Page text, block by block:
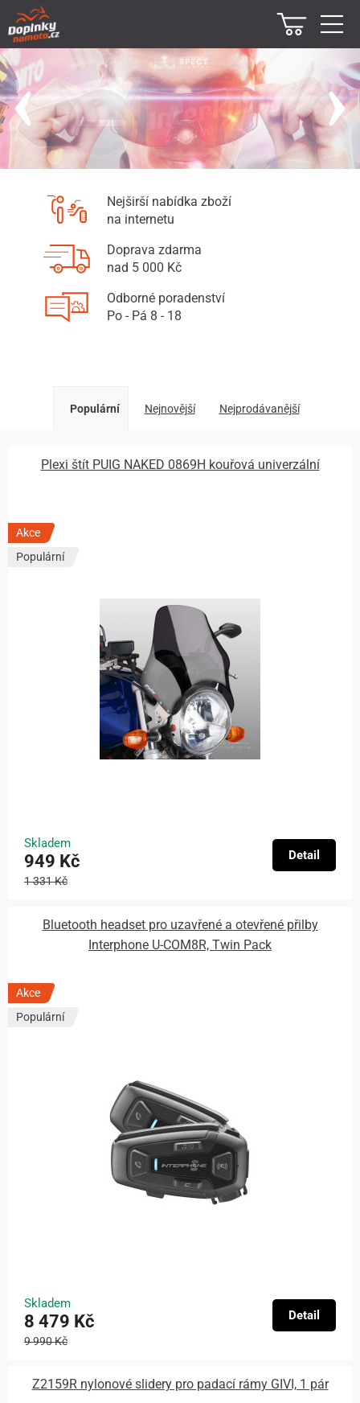
Nejširší nabídka zboží
na internetu
Doprava zdarma
nad 5 000 Kč
Odborné poradenství
Po - Pá 8 - 18
Populární Nejnovější Nejprodávanější
Plexi štít PUIG NAKED 0869H kouřová univerzální
Akce
Populární
Skladem
949 Kč
1 331 Kč
Detail
Bluetooth headset pro uzavřené a otevřené přilby
Interphone U-COM8R, Twin Pack
Akce
Populární
Skladem
8 479 Kč
9 990 Kč
Detail
Z2159R nylonové slidery pro padací rámy GIVI, 1 pár